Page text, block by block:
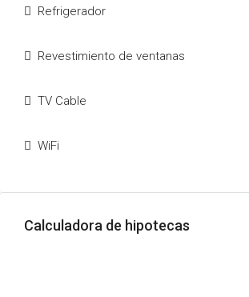
Refrigerador
Revestimiento de ventanas
TV Cable
WiFi
Calculadora de hipotecas